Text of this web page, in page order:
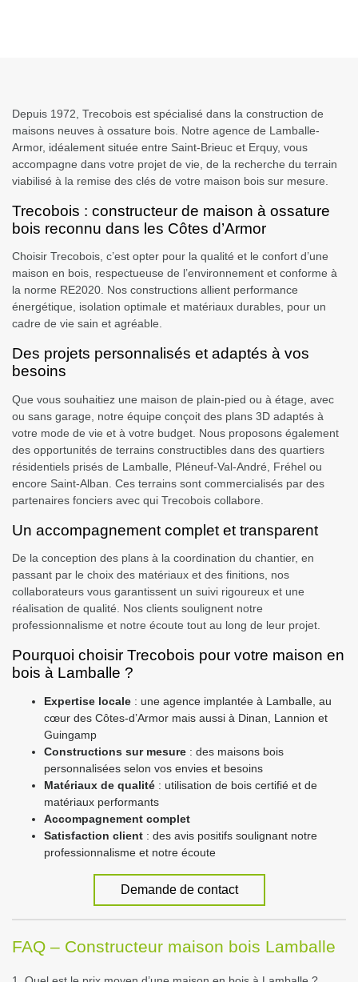
Depuis 1972, Trecobois est spécialisé dans la construction de
maisons neuves à ossature bois. Notre agence de Lamballe-
Armor, idéalement située entre Saint-Brieuc et Erquy, vous
accompagne dans votre projet de vie, de la recherche du terrain
viabilisé à la remise des clés de votre maison bois sur mesure.
Trecobois : constructeur de maison à ossature
bois reconnu dans les Côtes d’Armor
Choisir Trecobois, c’est opter pour la qualité et le confort d’une
maison en bois, respectueuse de l’environnement et conforme à
la norme RE2020. Nos constructions allient performance
énergétique, isolation optimale et matériaux durables, pour un
cadre de vie sain et agréable.
Des projets personnalisés et adaptés à vos
besoins
Que vous souhaitiez une maison de plain-pied ou à étage, avec
ou sans garage, notre équipe conçoit des plans 3D adaptés à
votre mode de vie et à votre budget. Nous proposons également
des opportunités de terrains constructibles dans des quartiers
résidentiels prisés de Lamballe, Pléneuf-Val-André, Fréhel ou
encore Saint-Alban . Ces terrains sont commercialisés par des
partenaires fonciers avec qui Trecobois collabore.
Un accompagnement complet et transparent
De la conception des plans à la coordination du chantier, en
passant par le choix des matériaux et des finitions, nos
collaborateurs vous garantissent un suivi rigoureux et une
réalisation de qualité. Nos clients soulignent notre
professionnalisme et notre écoute tout au long de leur projet.
Pourquoi choisir Trecobois pour votre maison en
bois à Lamballe ?
Expertise locale : une agence implantée à Lamballe, au
cœur des Côtes-d’Armor mais aussi à Dinan, Lannion et
Guingamp
Constructions sur mesure : des maisons bois
personnalisées selon vos envies et besoins
Matériaux de qualité : utilisation de bois certifié et de
matériaux performants
Accompagnement complet
Satisfaction client : des avis positifs soulignant notre
professionnalisme et notre écoute
Demande de contact
FAQ – Constructeur maison bois Lamballe